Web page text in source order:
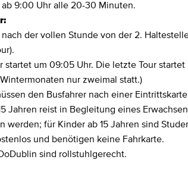
ab 9:00 Uhr alle 20-30 Minuten.
der vollen Stunde von der 2.
startet um 09:05 Uhr. Die letzte Tour
nur zweimal statt.)
den Busfahrer nach einer
Jahren reist in Begleitung eines
werden; für Kinder ab 15 Jahren sind
und benötigen keine Fahrkarte.
sind rollstuhlgerecht.